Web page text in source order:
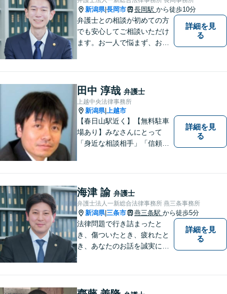
新潟県|長岡市 長岡駅 から徒歩10分
弁護士との相談が初めての方
でも安心してご相談いただけ
ます。お一人で悩まず、お気
料】【交通事故被害者の方は
相談料無料（弁護士費用特約
利用の場合は除く）】
詳細を見
る
田中 淳哉 弁護士
上越中央法律事務所
新潟県| 上越市
【春日山駅近く】【無料駐車
場あり】みなさんにとって
「身近な相談相手」「信頼で
士】相談にいらっしゃるお一
人お一人の不安や悩みをしっ
かり受け止め、丁寧な対応を
心がけます。お気軽にご相談
ください。
詳細を見
る
海津 諭 弁護士
弁護士法人一新総合法律事務所 燕三条事務所
新潟県| 三条市 燕三条駅 から徒歩5分
法律問題で行き詰まったと
き、傷ついたとき、疲れたと
き、あなたのお話を誠実にお
詳細を見
る